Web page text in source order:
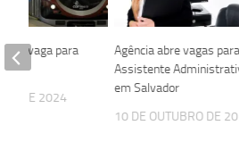
Agência abre vagas para
Assistente
em Salvador
10 DE OUTUBRO DE
vaga para
DE 2024